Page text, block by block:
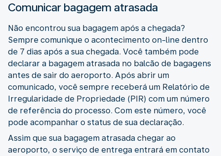
Comunicar bagagem atrasada
Não encontrou sua bagagem após a chegada?
Sempre comunique o acontecimento on-line dentro
de 7 dias após a sua chegada. Você também pode
declarar a bagagem atrasada no balcão de bagagens
antes de sair do aeroporto. Após abrir um
comunicado, você sempre receberá um Relatório de
Irregularidade de Propriedade (PIR) com um número
de referência do processo. Com este número, você
pode acompanhar o status de sua declaração.
Assim que sua bagagem atrasada chegar ao
aeroporto, o serviço de entrega entrará em contato